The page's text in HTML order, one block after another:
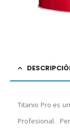
Titanio Pro es
Profesional.